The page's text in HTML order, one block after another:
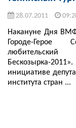
28.07.2011
Накануне Дня
Городе-Герое
Бескозырка-
инициативе
института стран ...